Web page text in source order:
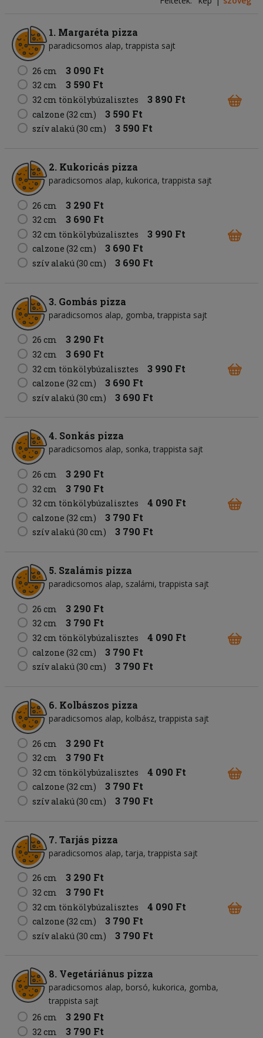
1. Margaréta pizza
paradicsomos alap trappista sajt
26 cm 3 090 Ft
32 cm 3 590 Ft
32 cm tönkölybúzalisztes 3 890 Ft
calzone (32 cm) 3 590 Ft
szív alakú (30 cm) 3 590 Ft
2. Kukoricás pizza
paradicsomos alap kukorica trappista sajt
26 cm 3 290 Ft
32 cm 3 690 Ft
32 cm tönkölybúzalisztes 3 990 Ft
calzone (32 cm) 3 690 Ft
szív alakú (30 cm) 3 690 Ft
3. Gombás pizza
paradicsomos alap gomba trappista sajt
26 cm 3 290 Ft
32 cm 3 690 Ft
32 cm tönkölybúzalisztes 3 990 Ft
calzone (32 cm) 3 690 Ft
szív alakú (30 cm) 3 690 Ft
4. Sonkás pizza
paradicsomos alap sonka trappista sajt
26 cm 3 290 Ft
32 cm 3 790 Ft
32 cm tönkölybúzalisztes 4 090 Ft
calzone (32 cm) 3 790 Ft
szív alakú (30 cm) 3 790 Ft
5. Szalámis pizza
paradicsomos alap szalámi trappista sajt
26 cm 3 290 Ft
32 cm 3 790 Ft
32 cm tönkölybúzalisztes 4 090 Ft
calzone (32 cm) 3 790 Ft
szív alakú (30 cm) 3 790 Ft
6. Kolbászos pizza
paradicsomos alap kolbász trappista sajt
26 cm 3 290 Ft
32 cm 3 790 Ft
32 cm tönkölybúzalisztes 4 090 Ft
calzone (32 cm) 3 790 Ft
szív alakú (30 cm) 3 790 Ft
7. Tarjás pizza
paradicsomos alap tarja trappista sajt
26 cm 3 290 Ft
32 cm 3 790 Ft
32 cm tönkölybúzalisztes 4 090 Ft
calzone (32 cm) 3 790 Ft
szív alakú (30 cm) 3 790 Ft
8. Vegetáriánus pizza
paradicsomos alap borsó kukorica gomba
trappista sajt
26 cm
3 290 Ft
32 cm 3 790 Ft